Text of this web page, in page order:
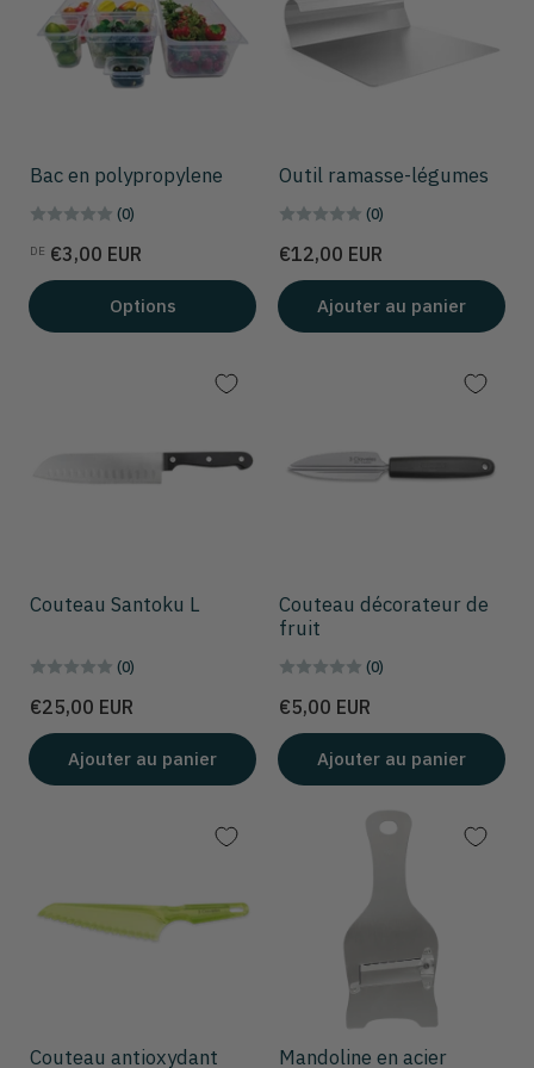
Bac en polypropylene
(0)
Prix
DE €3,00 EUR
Options
Outil ramasse-légumes
(0)
Prix
€12,00 EUR
Ajouter au panier
Couteau Santoku L
(0)
Prix
€25,00 EUR
Ajouter au panier
Couteau décorateur de
fruit
(0)
Prix
€5,00 EUR
Ajouter au panier
Couteau antioxydant Mandoline en acier